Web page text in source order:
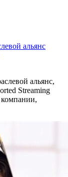
альянс
альянс,
Streaming